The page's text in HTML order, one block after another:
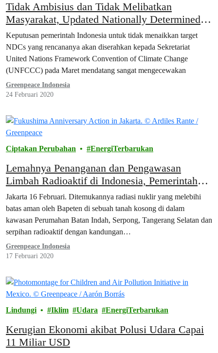
Tidak Ambisius dan Tidak Melibatkan
Masyarakat, Updated Nationally Determined
Contributions (NDCs) Indonesia 2020 Hanya
Akan Memperburuk Bencana Krisis Iklim
Keputusan pemerintah Indonesia untuk tidak menaikkan target
NDCs yang rencananya akan diserahkan kepada Sekretariat
United Nations Framework Convention of Climate Change
(UNFCCC) pada Maret mendatang sangat mengecewakan
Greenpeace Indonesia
24 Februari 2020
Ciptakan Perubahan EnergiTerbarukan
Lemahnya Penanganan dan Pengawasan
Limbah Radioaktif di Indonesia, Pemerintah
Jangan Bermimpi Untuk Bangun PLTN
Jakarta 16 Februari. Ditemukannya radiasi nuklir yang melebihi
batas aman oleh Bapeten di sebuah tanah kosong di dalam
kawasan Perumahan Batan Indah, Serpong, Tangerang Selatan dan
serpihan radioaktif dengan kandungan…
Greenpeace Indonesia
17 Februari 2020
Lindungi Iklim Udara EnergiTerbarukan
Kerugian Ekonomi akibat Polusi Udara Capai
11 Miliar USD